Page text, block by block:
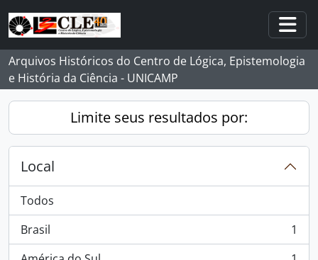
Skip to main content
Arquivos Históricos do Centro de Lógica, Epistemologia
e História da Ciência - UNICAMP
Limite seus resultados por:
Local
Todos
Brasil
, 1 resultados
1